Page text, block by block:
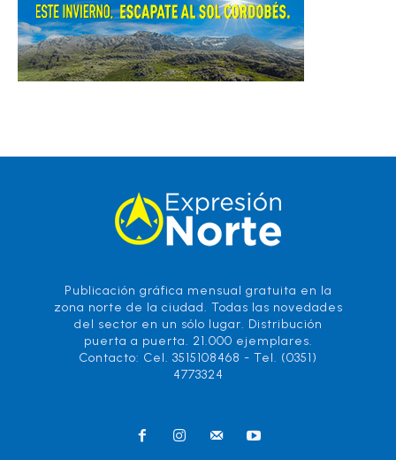
Publicación gráfica mensual gratuita en la
zona norte de la ciudad. Todas las novedades
del sector en un sólo lugar. Distribución
puerta a puerta. 21.000 ejemplares.
Contacto: Cel. 3515108468 - Tel. (0351)
4773324